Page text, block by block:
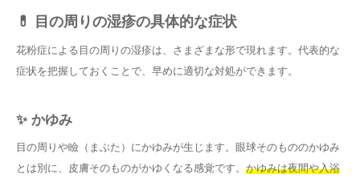
💊 目の周りの湿疹の具体的な症状
花粉症による目の周りの湿疹は、さまざまな形で現れます。代表的な
症状を把握しておくことで、早めに適切な対処ができます。
✨ かゆみ
目の周りや瞼（まぶた）にかゆみが生じます。眼球そのもののかゆみ
とは別に、皮膚そのものがかゆくなる感覚です。 かゆみは夜間や入浴